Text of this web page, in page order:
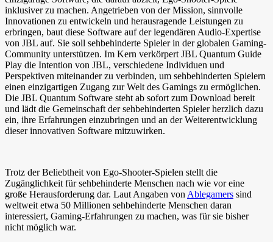
inklusiver zu machen. Angetrieben von der Mission, sinnvolle
Innovationen zu entwickeln und herausragende Leistungen zu
erbringen, baut diese Software auf der legendären Audio-Expertise
von JBL auf. Sie soll sehbehinderte Spieler in der globalen Gaming-
Community unterstützen. Im Kern verkörpert JBL Quantum Guide
Play die Intention von JBL, verschiedene Individuen und
Perspektiven miteinander zu verbinden, um sehbehinderten Spielern
einen einzigartigen Zugang zur Welt des Gamings zu ermöglichen.
Die JBL Quantum Software steht ab sofort zum Download bereit
und lädt die Gemeinschaft der sehbehinderten Spieler herzlich dazu
ein, ihre Erfahrungen einzubringen und an der Weiterentwicklung
dieser innovativen Software mitzuwirken.
Trotz der Beliebtheit von Ego-Shooter-Spielen stellt die
Zugänglichkeit für sehbehinderte Menschen nach wie vor eine
große Herausforderung dar. Laut Angaben vonAblegamers sind
weltweit etwa 50 Millionen sehbehinderte Menschen daran
interessiert, Gaming-Erfahrungen zu machen, was für sie bisher
nicht möglich war.